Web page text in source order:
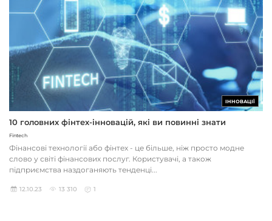
ІННОВАЦІЇ
10 головних фінтех-інновацій, які ви повинні знати
Fintech
Фінансові технології або фінтех - це більше, ніж просто модне
слово у світі фінансових послуг. Користувачі, а також
підприємства наздоганяють тенденці...
12.10.23 13 310 1